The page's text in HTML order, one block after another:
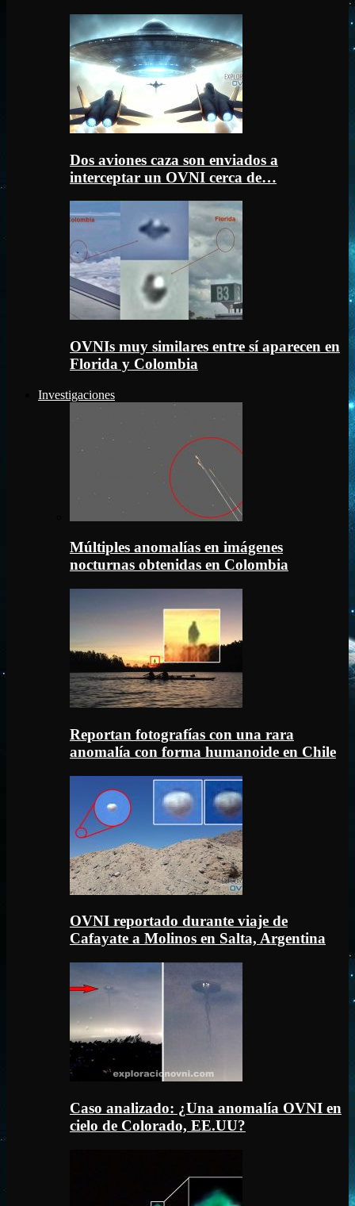
Dos aviones caza son enviados a
interceptar un OVNI cerca de…
OVNIs muy similares entre sí aparecen en
Florida y Colombia
Investigaciones
Múltiples anomalías en imágenes
nocturnas obtenidas en Colombia
Reportan fotografías con una rara
anomalía con forma humanoide en Chile
OVNI reportado durante viaje de
Cafayate a Molinos en Salta, Argentina
Caso analizado: ¿Una anomalía OVNI en
cielo de Colorado, EE.UU?